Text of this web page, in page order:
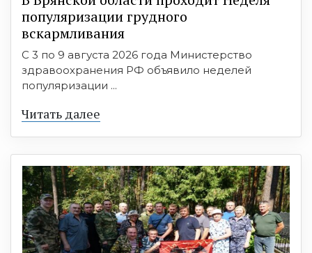
популяризации грудного
вскармливания
С 3 по 9 августа 2026 года Министерство
здравоохранения РФ объявило неделей
популяризации ...
Читать далее